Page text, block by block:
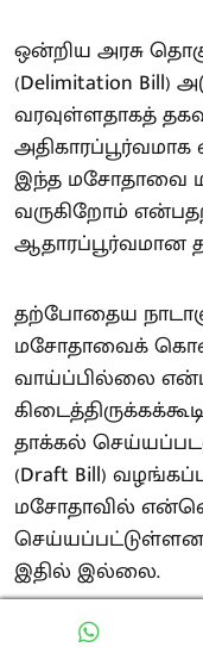
ஒன்றிய அரசு
(Delimitation
வரவுள்ளதாகத்
இந்த மசோதாவை
வருகிறோம்
தற்போதைய
மசோதாவைக்
வாய்ப்பில்லை
தாக்கல்
(Draft Bill)
மசோதாவில்
செய்யப்பட்டுள்ளன
இதில் இல்லை.